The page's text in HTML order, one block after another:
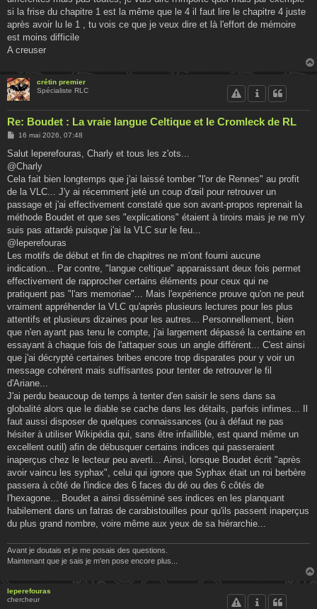
si la frise du chapitre 1 est la même que le 4 il faut lire le chapitre 4 juste
après avoir lu le 1 , tu vois ce que je veux dire et là l'effort de mémoire
est moins difficile
A creuser
crétin premier
Spécialiste RLC
Re: Boudet : La vraie langue Celtique et le Cromleck de RL
M
s
a
g
16 mai 2026, 07:48
Salut leperefouras, Charly et tous les z'ots...
@Charly
Cela fait bien longtemps que j'ai laissé tomber "l'or de Rennes" au profit
de la VLC... J'y ai récemment jeté un coup d'œil pour retrouver un
passage et j'ai effectivement constaté que son avant-propos reprenait la
méthode Boudet et que ses "explications" étaient à tiroirs mais je ne m'y
suis pas attardé puisque j'ai la VLC sur le feu...
@leperefouras
Les motifs de début et fin de chapitres ne m'ont fourni aucune
indication... Par contre, "langue celtique" apparaissant deux fois permet
effectivement de rapprocher certains éléments pour ceux qui ne
pratiquent pas "l'ars memoriae"... Mais l'expérience prouve qu'on ne peut
vraiment appréhender la VLC qu'après plusieurs lectures pour les plus
attentifs et plusieurs dizaines pour les autres... Personnellement, bien
que n'en ayant pas tenu le compte, j'ai largement dépassé la centaine en
essayant à chaque fois de l'attaquer sous un angle différent... C'est ainsi
que j'ai décrypté certaines bribes encore trop disparates pour y voir un
message cohérent mais suffisantes pour tenter de retrouver le fil
d'Ariane...
J'ai perdu beaucoup de temps à tenter d'en saisir le sens dans sa
globalité alors que le diable se cache dans les détails, parfois infimes... Il
faut aussi disposer de quelques connaissances (ou à défaut ne pas
hésiter à utiliser Wikipédia qui, sans être infaillible, est quand même un
excellent outil) afin de débusquer certains indices qui passeraient
inaperçus chez le lecteur peu averti... Ainsi, lorsque Boudet écrit "après
avoir vaincu les syphax", celui qui ignore que Syphax était un roi berbère
passera à côté de l'indice des 6 faces du dé ou des 6 côtés de
l'hexagone... Boudet a ainsi disséminé ses indices en les planquant
habilement dans un fatras de carabistouilles pour qu'ils passent inaperçus
du plus grand nombre, voire même aux yeux de sa hiérarchie...
Avant je doutais et je me posais des questions.
Maintenant que je sais je m'en pose encore plus...
leperefouras
chercheur